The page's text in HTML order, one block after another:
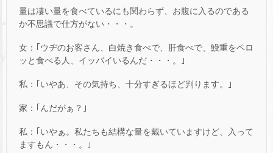
量は凄い量を食べているにも関わらず、お腹に入るのである
か不思議で仕方がない・・・。
女：｢ウヂのお客さん、白焼き食べで、肝食べで、鰻重をペロ
ッと食べる人、イッバイいるんだ・・・。｣
私：｢いやあ、その気持ち、十分すぎるほど判ります。｣
家：｢んだがぁ？｣
私：｢いやぁ。私たちも結構な量を戴いていますけど、入って
ますもん・・・。｣